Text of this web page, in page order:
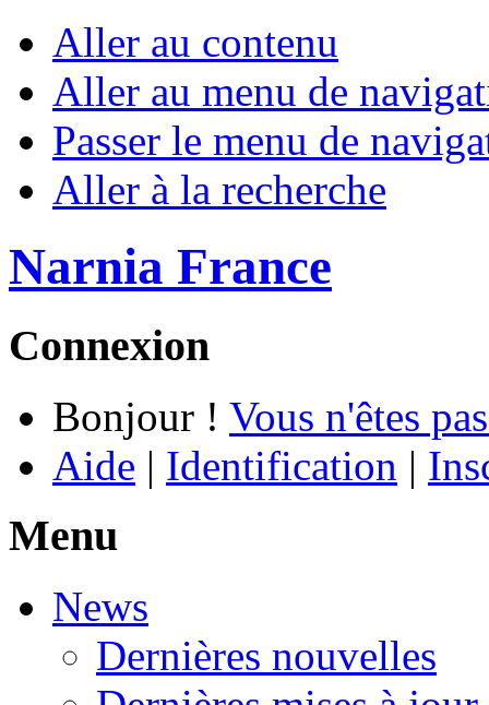
Aller au contenu
Aller au menu de
Passer le menu de
Aller à la recherche
Narnia France
Connexion
Bonjour ! Vous n'êtes
Aide | Identification |
Menu
News
Dernières nouvelles